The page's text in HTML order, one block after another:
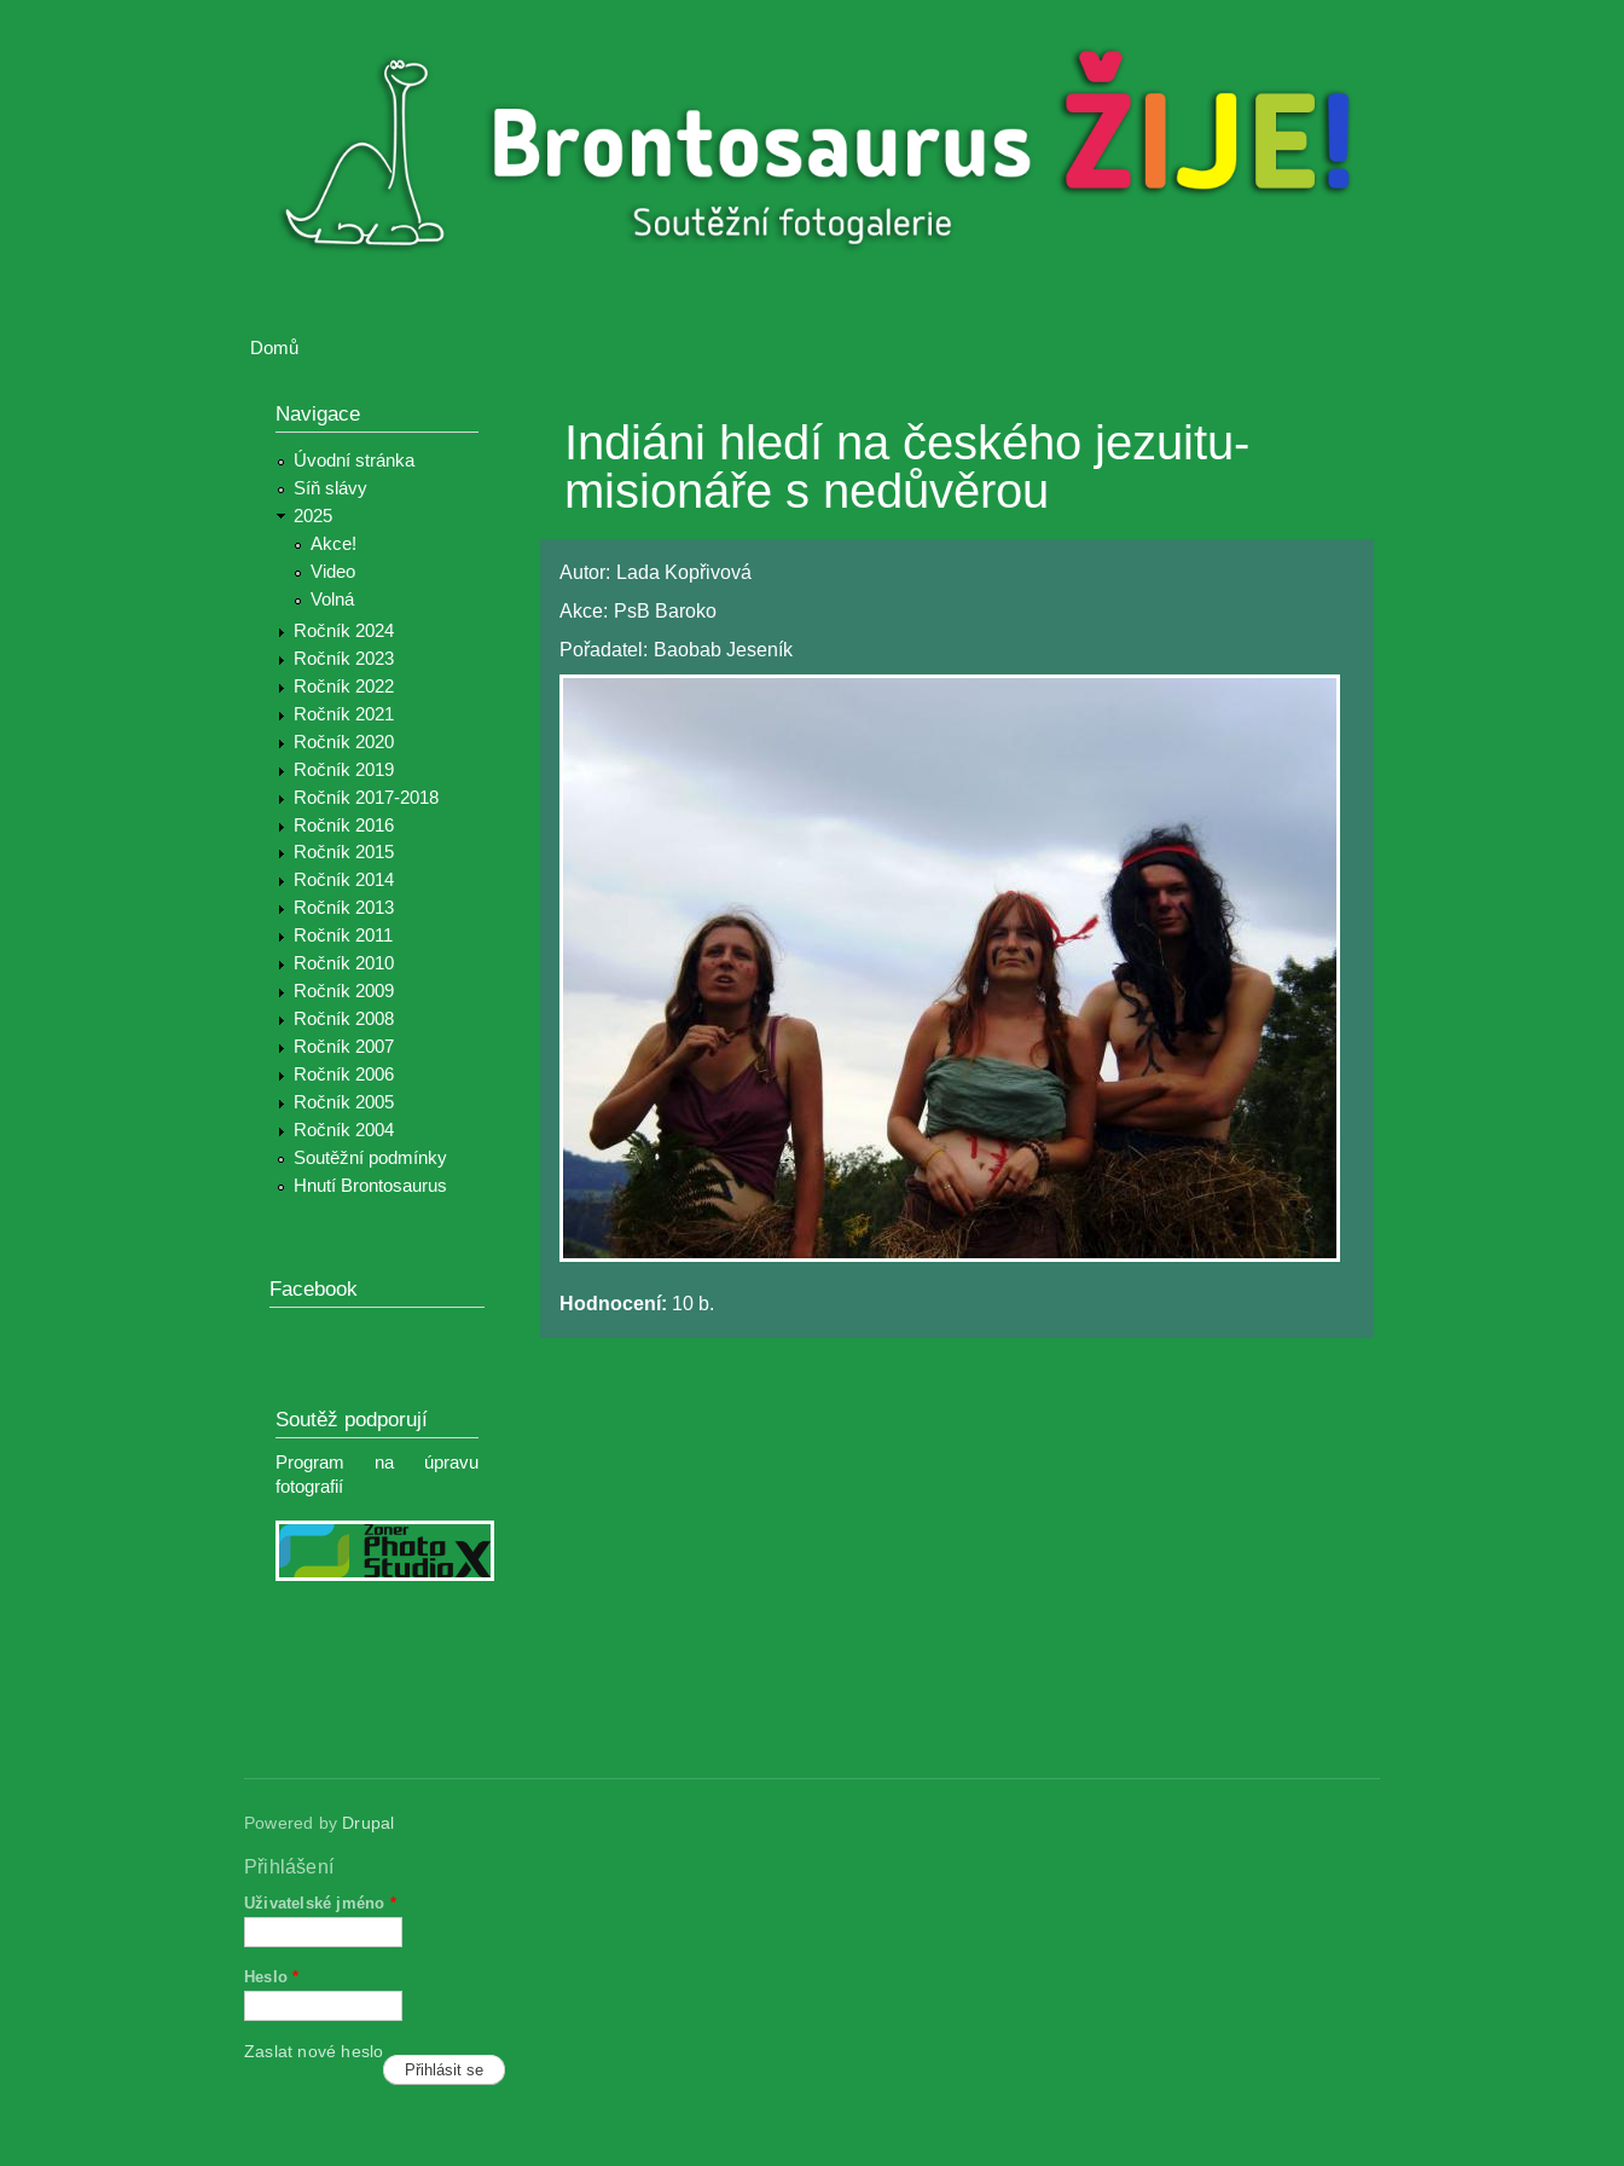
Brontosaurus
Brontosaurus
Domů
Navigace
Úvodní stránka
Síň slávy
2025
Akce!
Video
Volná
Ročník 2024
Ročník 2023
Ročník 2022
Ročník 2021
Ročník 2020
Ročník 2019
Ročník 2017-2018
Ročník 2016
Ročník 2015
Ročník 2014
Ročník 2013
Ročník 2011
Ročník 2010
Ročník 2009
Ročník 2008
Ročník 2007
Ročník 2006
Ročník 2005
Ročník 2004
Soutěžní podmínky
Hnutí Brontosaurus
Facebook
Soutěž podporují
Program na úpravu
fotografií
Indiáni hledí na českého jezuitu-
misionáře s nedůvěrou
Autor: Lada Kopřivová
Akce: PsB Baroko
Pořadatel: Baobab Jeseník
Hodnocení: 10 b.
Powered by Drupal
Přihlášení
Uživatelské jméno *
Heslo*
Zaslat nové heslo